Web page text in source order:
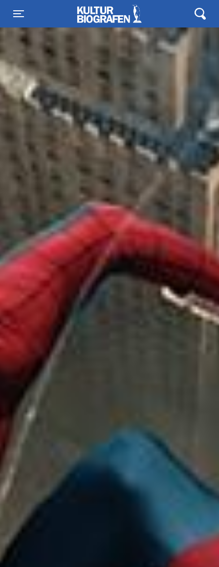
Toggle navigation
Kulturbiografen